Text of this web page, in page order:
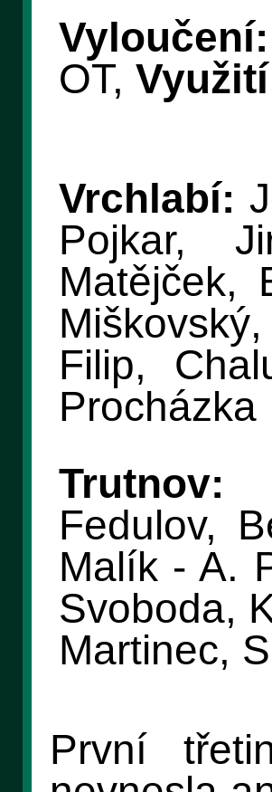
Vyloučení:
OT,
Vrchlabí:
Pojkar,
Matějček,
Filip,
Procházka
Trutnov:
Fedulov,
Malík - A.
Svoboda,
Martinec,
První